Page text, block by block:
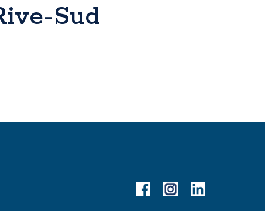
Sud